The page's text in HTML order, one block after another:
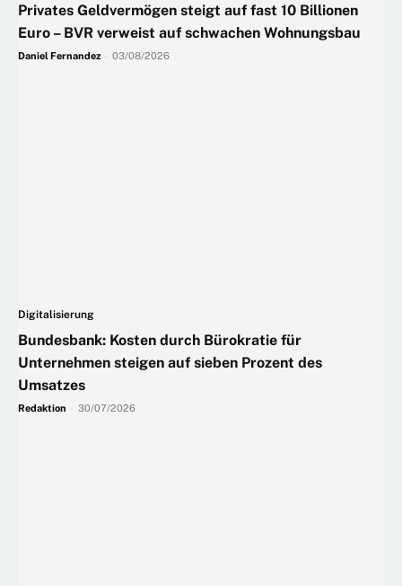
Privates Geldvermögen steigt auf fast 10 Billionen
Euro – BVR verweist auf schwachen Wohnungsbau
Daniel Fernandez 03/08/2026
Digitalisierung
Bundesbank: Kosten durch Bürokratie für
Unternehmen steigen auf sieben Prozent des
Umsatzes
Redaktion 30/07/2026